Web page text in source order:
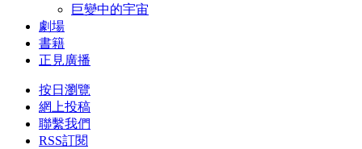
巨變中的宇宙
劇場
書籍
正見廣播
按日瀏覽
網上投稿
聯繫我們
RSS訂閱